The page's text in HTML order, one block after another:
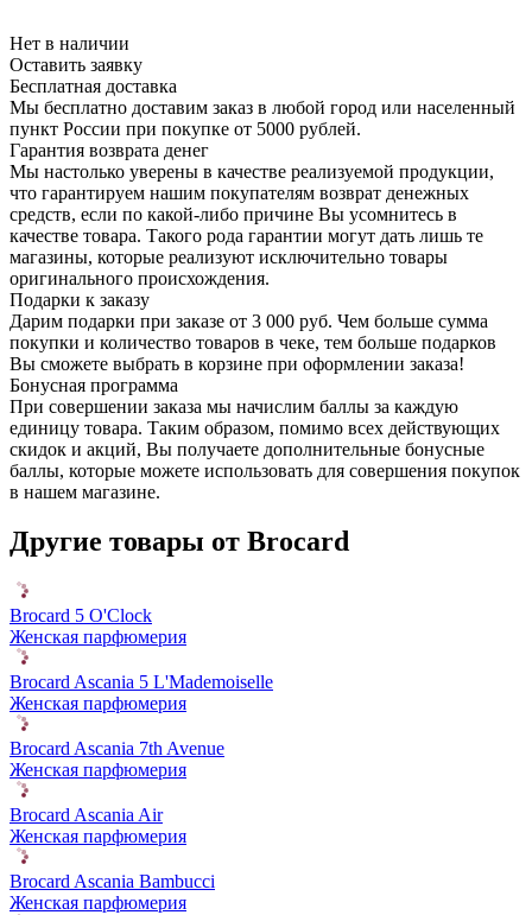
Нет в наличии
Оставить заявку
Бесплатная доставка
Мы бесплатно доставим заказ в любой город или населенный
пункт России при покупке от 5000 рублей.
Гарантия возврата денег
Мы настолько уверены в качестве реализуемой продукции,
что гарантируем нашим покупателям возврат денежных
средств, если по какой-либо причине Вы усомнитесь в
качестве товара. Такого рода гарантии могут дать лишь те
магазины, которые реализуют исключительно товары
оригинального происхождения.
Подарки к заказу
Дарим подарки при заказе от 3 000 руб. Чем больше сумма
покупки и количество товаров в чеке, тем больше подарков
Вы сможете выбрать в корзине при оформлении заказа!
Бонусная программа
При совершении заказа мы начислим баллы за каждую
единицу товара. Таким образом, помимо всех действующих
скидок и акций, Вы получаете дополнительные бонусные
баллы, которые можете использовать для совершения покупок
в нашем магазине.
Другие товары от Brocard
Brocard 5 O'Clock
Женская парфюмерия
Brocard Ascania 5 L'Mademoiselle
Женская парфюмерия
Brocard Ascania 7th Avenue
Женская парфюмерия
Brocard Ascania Air
Женская парфюмерия
Brocard Ascania Bambucci
Женская парфюмерия